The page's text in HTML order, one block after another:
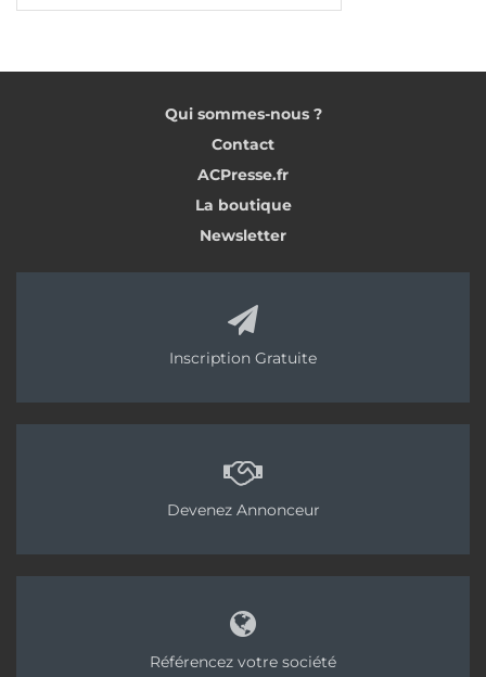
Qui sommes-nous ?
Contact
ACPresse.fr
La boutique
Newsletter
Inscription Gratuite
Devenez Annonceur
Référencez votre société